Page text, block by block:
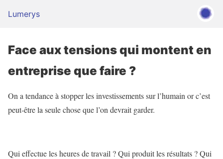
Lumerys
Face aux tensions qui montent en
entreprise que faire ?
On a tendance à stopper les investissements sur l’humain or c’est
peut-être la seule chose que l’on devrait garder.
Qui effectue les heures de travail ? Qui produit les résultats ? Qui